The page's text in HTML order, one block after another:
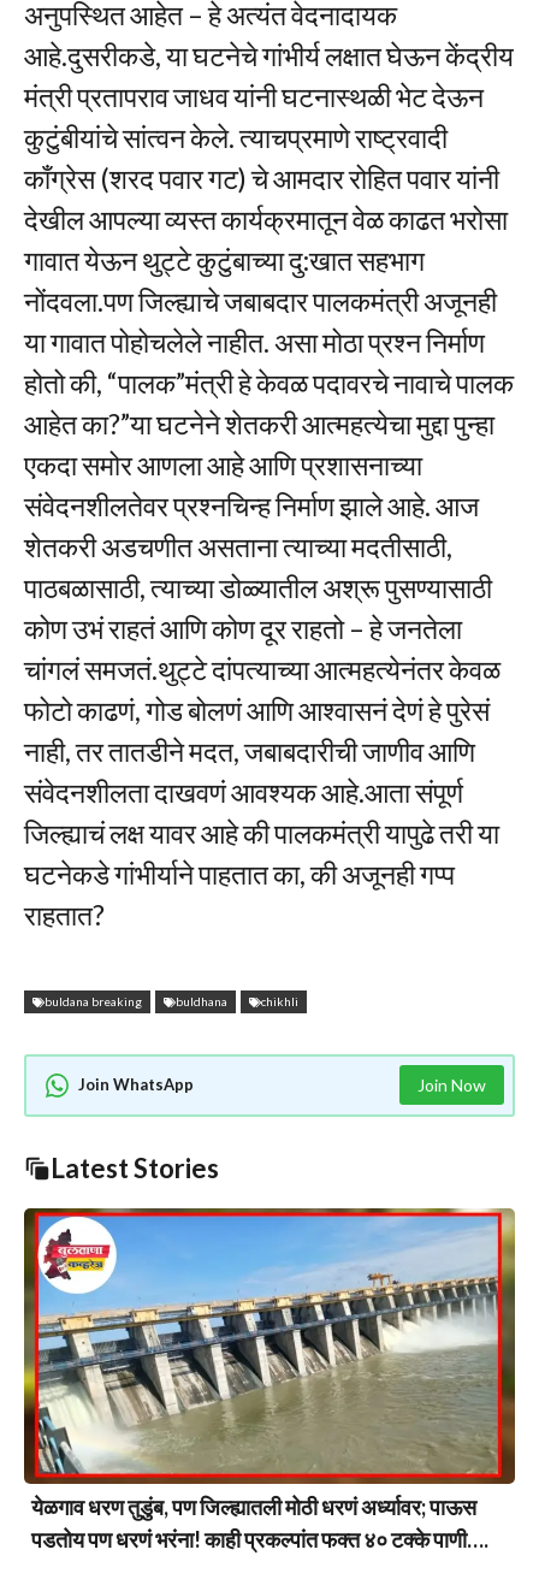
अनुपस्थित आहेत – हे अत्यंत वेदनादायक
आहे.दुसरीकडे, या घटनेचे गांभीर्य लक्षात घेऊन केंद्रीय
मंत्री प्रतापराव जाधव यांनी घटनास्थळी भेट देऊन
कुटुंबीयांचे सांत्वन केले. त्याचप्रमाणे राष्ट्रवादी
काँग्रेस (शरद पवार गट) चे आमदार रोहित पवार यांनी
देखील आपल्या व्यस्त कार्यक्रमातून वेळ काढत भरोसा
गावात येऊन थुट्टे कुटुंबाच्या दु:खात सहभाग
नोंदवला.पण जिल्ह्याचे जबाबदार पालकमंत्री अजूनही
या गावात पोहोचलेले नाहीत. असा मोठा प्रश्न निर्माण
होतो की, “पालक”मंत्री हे केवळ पदावरचे नावाचे पालक
आहेत का?”या घटनेने शेतकरी आत्महत्येचा मुद्दा पुन्हा
एकदा समोर आणला आहे आणि प्रशासनाच्या
संवेदनशीलतेवर प्रश्नचिन्ह निर्माण झाले आहे. आज
शेतकरी अडचणीत असताना त्याच्या मदतीसाठी,
पाठबळासाठी, त्याच्या डोळ्यातील अश्रू पुसण्यासाठी
कोण उभं राहतं आणि कोण दूर राहतो – हे जनतेला
चांगलं समजतं.थुट्टे दांपत्याच्या आत्महत्येनंतर केवळ
फोटो काढणं, गोड बोलणं आणि आश्वासनं देणं हे पुरेसं
नाही, तर तातडीने मदत, जबाबदारीची जाणीव आणि
संवेदनशीलता दाखवणं आवश्यक आहे.आता संपूर्ण
जिल्ह्याचं लक्ष यावर आहे की पालकमंत्री यापुढे तरी या
घटनेकडे गांभीर्याने पाहतात का, की अजूनही गप्प
राहतात?
buldana breaking buldhana chikhli
Join WhatsApp Join Now
Latest Stories
येळगाव धरण तुडुंब, पण जिल्ह्यातली मोठी धरणं अर्ध्यावर; पाऊस
पडतोय पण धरणं भरंना! काही प्रकल्पांत फक्त ४० टक्के पाणी….